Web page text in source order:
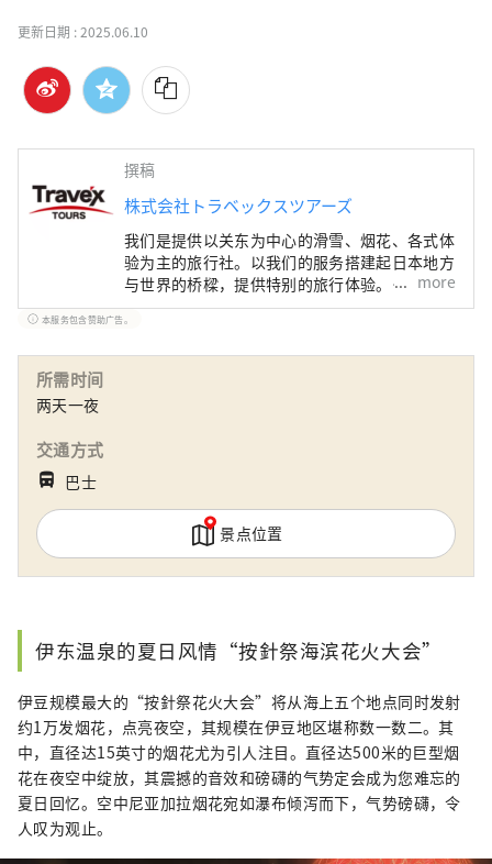
更新日期 :2025.06.10
撰稿
株式会社トラベックスツアーズ
我们是提供以关东为中心的滑雪、烟花、各式体
验为主的旅行社。以我们的服务搭建起日本地方
与世界的桥樑，提供特别的旅行体验。
我们以日本关东地区为中心，致力于提供多元化
的旅游服务。除了常见的一日游行程外，我们也
more
本服务包含赞助广告。
所需时间
两天一夜
交通方式
directions_bus_filled 巴士
景点位置
伊东温泉的夏日风情“按針祭海滨花火大会”
伊豆规模最大的“按針祭花火大会”将从海上五个地点同时发射
约1万发烟花，点亮夜空，其规模在伊豆地区堪称数一数二。其
中，直径达15英寸的烟花尤为引人注目。直径达500米的巨型烟
花在夜空中绽放，其震撼的音效和磅礴的气势定会成为您难忘的
夏日回忆。空中尼亚加拉烟花宛如瀑布倾泻而下，气势磅礴，令
人叹为观止。